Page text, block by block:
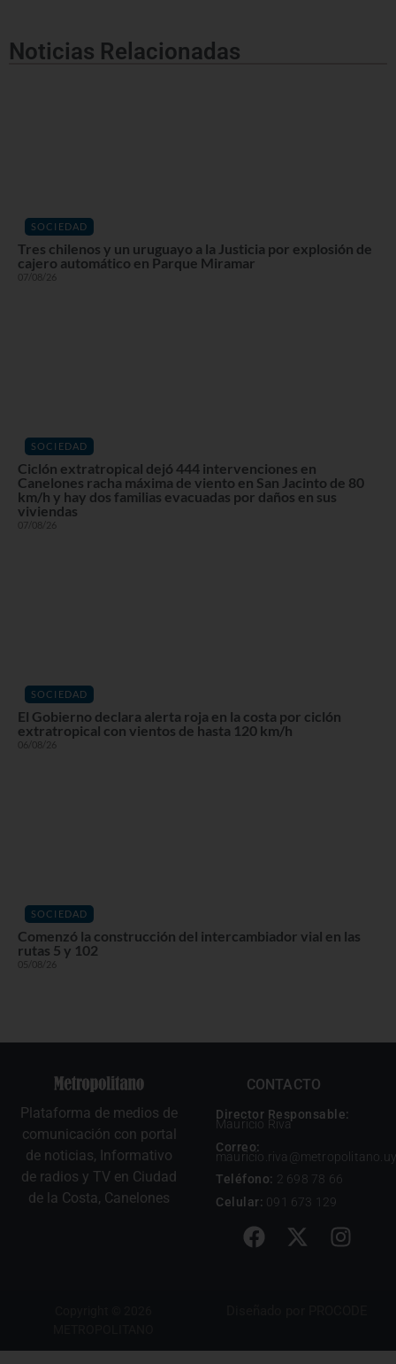
Noticias Relacionadas
SOCIEDAD
Tres chilenos y un uruguayo a la Justicia por explosión de
cajero automático en Parque Miramar
07/08/26
SOCIEDAD
Ciclón extratropical dejó 444 intervenciones en
Canelones racha máxima de viento en San Jacinto de 80
km/h y hay dos familias evacuadas por daños en sus
viviendas
07/08/26
SOCIEDAD
El Gobierno declara alerta roja en la costa por ciclón
extratropical con vientos de hasta 120 km/h
06/08/26
SOCIEDAD
Comenzó la construcción del intercambiador vial en las
rutas 5 y 102
05/08/26
Plataforma de medios de
comunicación con portal
de noticias, Informativo
de radios y TV en Ciudad
de la Costa, Canelones
CONTACTO
Director Responsable:
Mauricio Riva
Correo:
mauricio.riva@metropolitano.uy
Teléfono: 2 698 78 66
Celular: 091 673 129